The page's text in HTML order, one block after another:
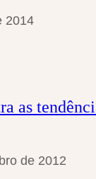
2014
as
de 2012